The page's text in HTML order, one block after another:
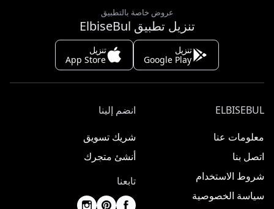
عروض خاصة بالتطبيق
تنزيل تطبيق ElbiseBul
تنزيل
Google Play
تنزيل
App Store
ELBISEBUL
معلومات عنا
اتصل بنا
شروط الاستخدام
سياسة الخصوصية
انضم إلينا
شريك تسويق
أنشئ متجرك
تابعنا